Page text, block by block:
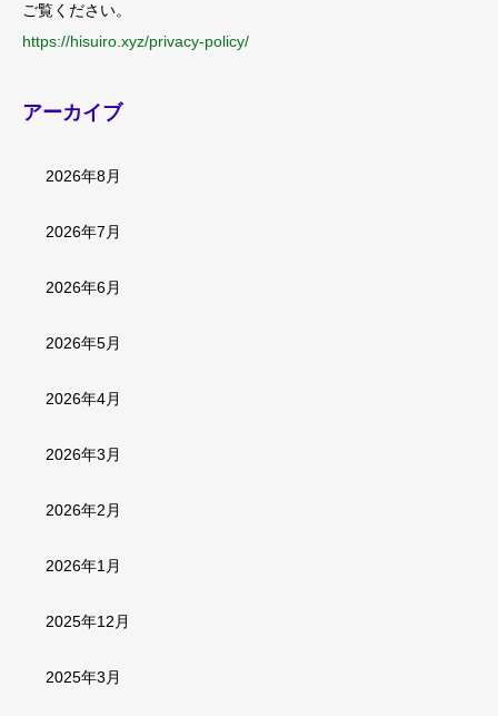
ご覧ください。
https://hisuiro.xyz/privacy-policy/
アーカイブ
2026年8月
2026年7月
2026年6月
2026年5月
2026年4月
2026年3月
2026年2月
2026年1月
2025年12月
2025年3月